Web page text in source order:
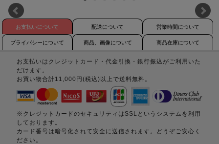
お支払いについて 配送について 営業時間について
プライバシーについて 商品、画像について 商品在庫について
お支払いはクレジットカード・代金引換・銀行振込がご利用いた
だけます。
お買い物合計11,000円(税込)以上で送料無料。
※クレジットカードのセキュリティはSSLというシステムを利用
しております。
カード番号は暗号化されて安全に送信されます。どうぞご安心く
ださい。